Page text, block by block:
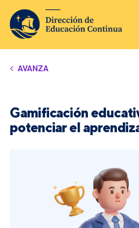
AVANZA
Gamificación
potenciar el